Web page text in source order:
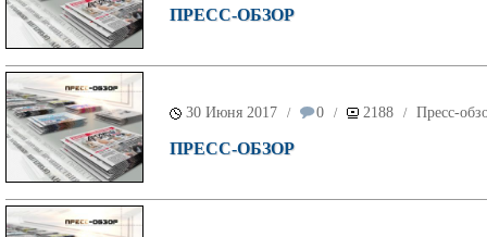
ПРЕСС-ОБЗОР
30 Июня 2017 / 0 / 2188 / Пресс-
ПРЕСС-ОБЗОР